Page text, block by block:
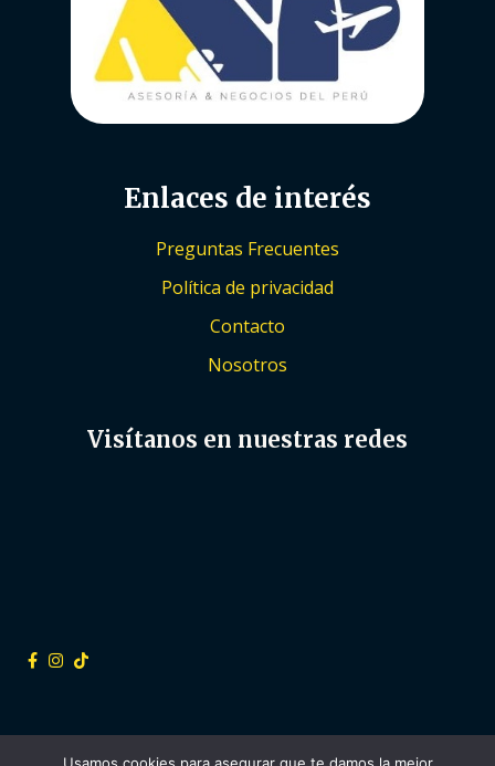
Enlaces de interés
Preguntas Frecuentes
Política de privacidad
Contacto
Nosotros
Visítanos en nuestras redes